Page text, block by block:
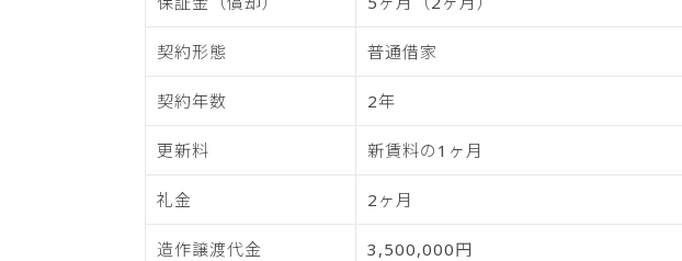
契約形態 普通借家
契約年数 2年
更新料 新賃料の1ヶ月
礼金 2ヶ月
造作譲渡代金 3,500,000円